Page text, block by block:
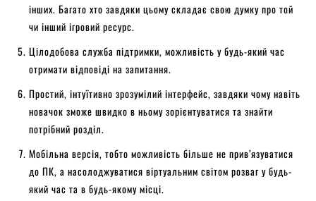
інших. Багато хто завдяки цьому складає свою думку про той
чи інший ігровий ресурс.
Цілодобова служба підтримки, можливість у будь-який час
отримати відповіді на запитання.
Простий, інтуїтивно зрозумілий інтерфейс, завдяки чому навіть
новачок зможе швидко в ньому зорієнтуватися та знайти
потрібний розділ.
Мобільна версія, тобто можливість більше не прив’язуватися
до ПК, а насолоджуватися віртуальним світом розваг у будь-
який час та в будь-якому місці.